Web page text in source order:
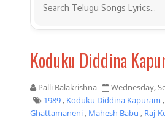
Koduku Diddina
Palli Balakrishna
Wednesday,
1989, Koduku Diddina Kapuram ,
Ghattamaneni, Mahesh Babu , Raj-